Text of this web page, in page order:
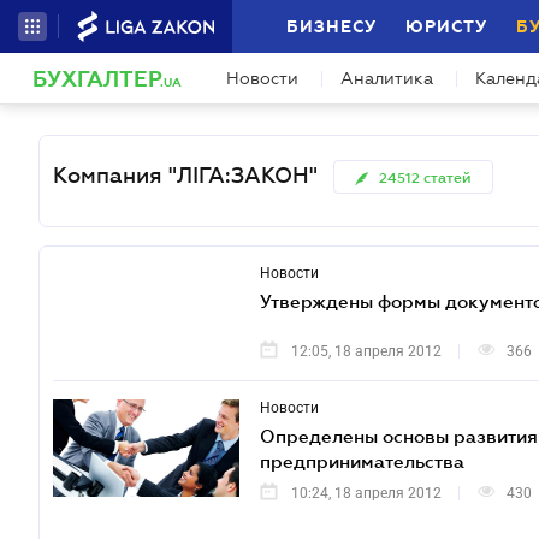
БИЗНЕСУ ЮРИСТУ
БУХГАЛТЕР.UA Новости Аналитика
Компания "ЛІГА:ЗАКОН" 24512 статей
Новости
Утверждены формы
12:05, 18 апреля 2012 366
Новости
Определены основы
предпринимательства
10:24, 18 апреля 2012 430